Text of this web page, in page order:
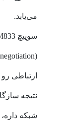
می‌یابد.
ارتباطی
نتیجه
شبکه